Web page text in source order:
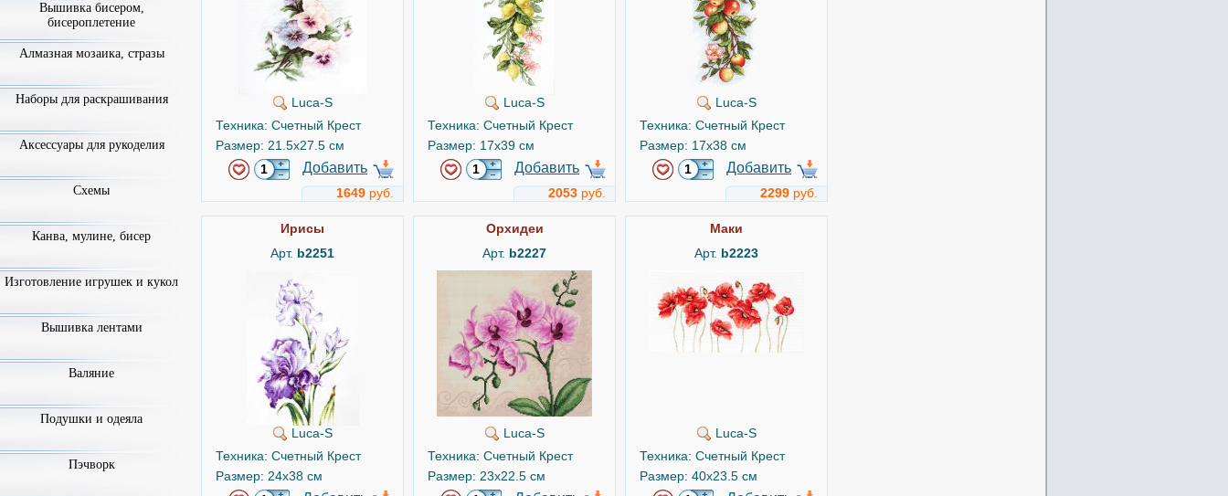
Luca-S
Техника: Счетный Крест
Размер: 21.5x27.5 см
Добавить
1649 руб.
Luca-S
Техника: Счетный Крест
Размер: 17x39 см
Добавить
2053 руб.
Luca-S
Техника: Счетный Крест
Размер: 17x38 см
Добавить
2299 руб.
Ирисы
Арт. b2251
Luca-S
Техника: Счетный Крест
Размер: 24x38 см
Орхидеи
Арт. b2227
Luca-S
Техника: Счетный Крест
Размер: 23x22.5 см
Маки
Арт. b2223
Luca-S
Техника: Счетный Крест
Размер: 40x23.5 см
Вышивка бисером,
бисероплетение
Алмазная мозаика, стразы
Наборы для раскрашивания
Аксессуары для рукоделия
Схемы
Канва, мулине, бисер
Изготовление игрушек и кукол
Вышивка лентами
Валяние
Подушки и одеяла
Пэчворк